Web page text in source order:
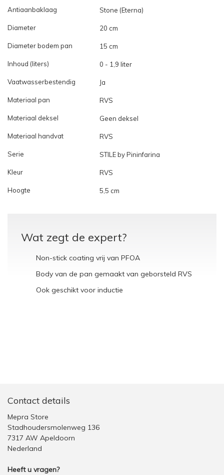
Antiaanbaklaag Stone (Eterna)
Diameter 20 cm
Diameter bodem pan 15 cm
Inhoud (liters) 0 - 1,9 liter
Vaatwasserbestendig Ja
Materiaal pan RVS
Materiaal deksel Geen deksel
Materiaal handvat RVS
Serie STILE by Pininfarina
Kleur RVS
Hoogte 5,5 cm
Wat zegt de expert?
Non-stick coating vrij van PFOA
Body van de pan gemaakt van geborsteld RVS
Ook geschikt voor inductie
Contact details
Mepra Store
Stadhoudersmolenweg 136
7317 AW Apeldoorn
Nederland
Heeft u vragen?